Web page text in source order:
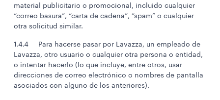
material publicitario o promocional, incluido cualquier
“correo basura”, “carta de cadena”, “spam” o cualquier
otra solicitud similar.
1.4.4 Para hacerse pasar por Lavazza, un empleado de
Lavazza, otro usuario o cualquier otra persona o entidad,
o intentar hacerlo (lo que incluye, entre otros, usar
direcciones de correo electrónico o nombres de pantalla
asociados con alguno de los anteriores).